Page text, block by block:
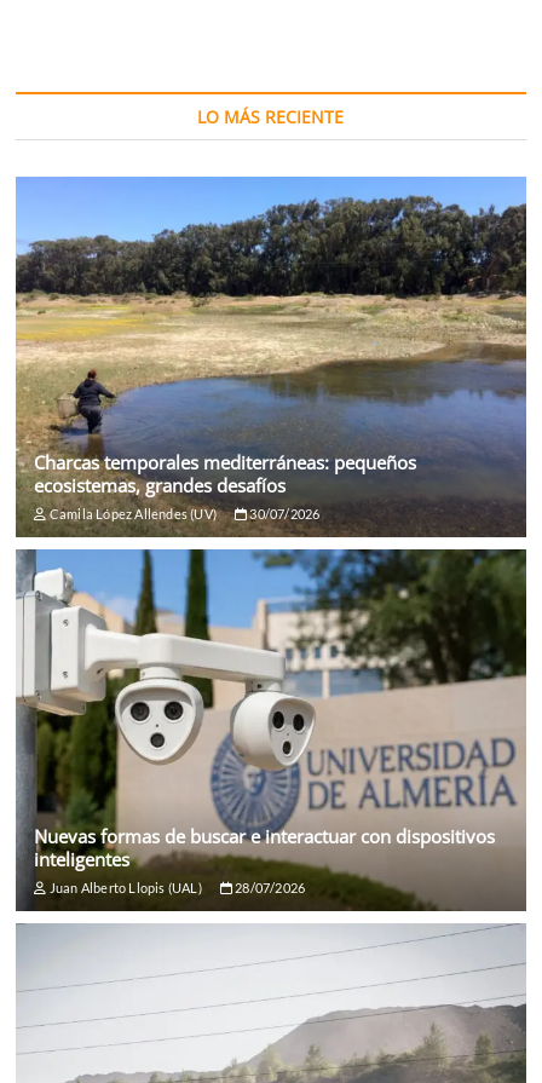
LO MÁS RECIENTE
Charcas temporales mediterráneas: pequeños
ecosistemas, grandes desafíos
Camila López Allendes (UV) 30/07/2026
Nuevas formas de buscar e interactuar con dispositivos
inteligentes
Juan Alberto Llopis (UAL) 28/07/2026